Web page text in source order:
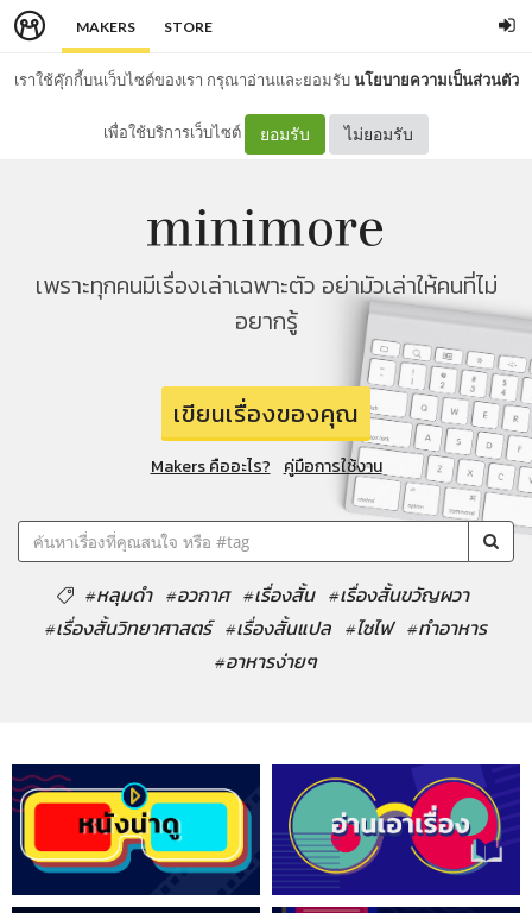
MAKERS STORE
เราใช้คุ๊กกี้บนเว็บไซต์ของเรา กรุณาอ่านและยอมรับนโยบายความเป็นส่วนตัว
เพื่อใช้บริการเว็บไซต์ ยอมรับ ไม่ยอมรับ
เพราะทุกคนมีเรื่องเล่าเฉพาะตัว อย่ามัวเล่าให้คนที่ไม่
อยากรู้
เขียนเรื่องของคุณ
Makers คืออะไร? คู่มือการใช้งาน
#หลุมดำ #อวกาศ #เรื่องสั้น #เรื่องสั้นขวัญผวา
#เรื่องสั้นวิทยาศาสตร์ #เรื่องสั้นแปล #ไซไฟ #ทำอาหาร
#อาหารง่ายๆ